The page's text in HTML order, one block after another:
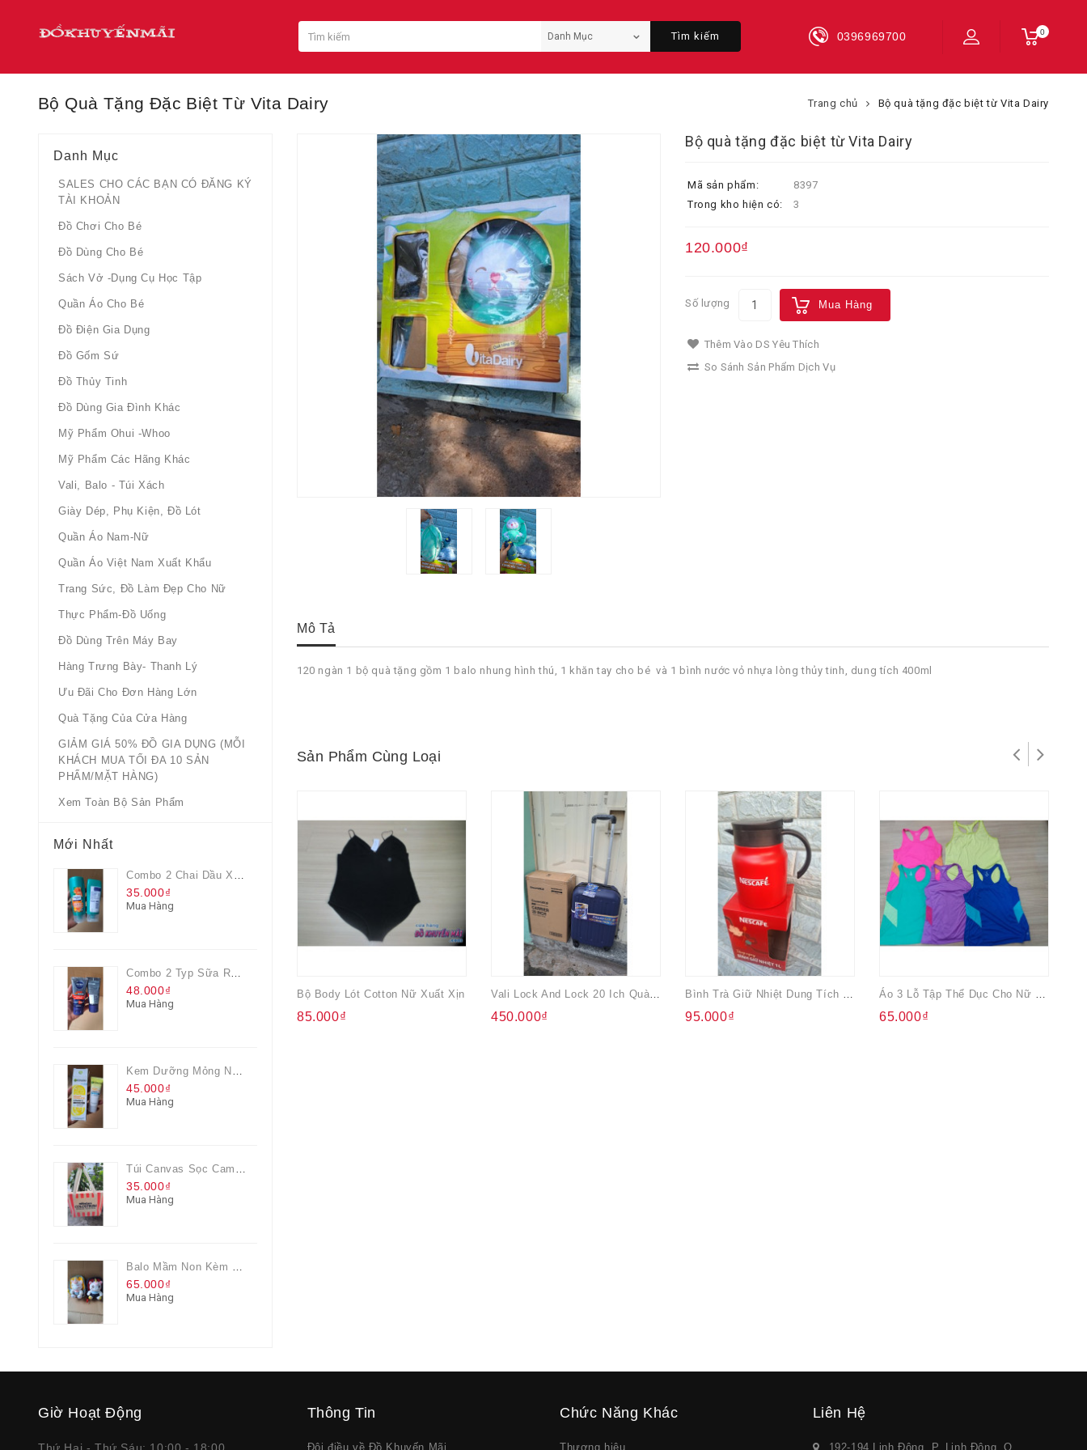
0
0396969700
Tìm kiếm
Bộ Quà Tặng Đặc Biệt Từ Vita Dairy Trang chủ Bộ quà tặng đặc biệt từ Vita Dairy
Danh Mục
SALES CHO CÁC BẠN CÓ ĐĂNG KÝ
TÀI KHOẢN
Đồ Chơi Cho Bé
Đồ Dùng Cho Bé
Sách Vở -dụng Cụ Học Tập
Quần Áo Cho Bé
Đồ Điện Gia Dụng
Đồ Gốm Sứ
Đồ Thủy Tinh
Đồ Dùng Gia Đình Khác
Mỹ Phẩm Ohui -whoo
Mỹ Phẩm Các Hãng Khác
Vali, Balo - Túi Xách
Giày Dép, Phụ Kiện, Đồ Lót
Quần Áo Nam-Nữ
Quần Áo Việt Nam Xuất Khẩu
Trang Sức, Đồ Làm Đẹp Cho Nữ
Thực Phẩm-Đồ Uống
Đồ Dùng Trên Máy Bay
Hàng Trưng Bày- Thanh Lý
Ưu Đãi Cho Đơn Hàng Lớn
Quà Tặng Của Cửa Hàng
GIẢM GIÁ 50% ĐỒ GIA DỤNG (MỖI
KHÁCH MUA TỐI ĐA 10 SẢN
PHẨM/MẶT HÀNG)
Xem Toàn Bộ Sản Phẩm
Mới Nhất
Combo 2 Chai Dầu Xả Rejoice 3IN1 Siêu Mềm Mượt Chai 60ML
35.000₫
Mua Hàng
Combo 2 Typ Sữa Rửa Mặt Nivea Men Giúp Giảm Mụn, Giảm Hư Tổn Da
48.000₫
Mua Hàng
Kem Dưỡng Mỏng Nhẹ Cấp Ẩm & Sáng Da Vitamin C 20ml
45.000₫
Mua Hàng
Túi Canvas Sọc Cam Có Dây Kéo
35.000₫
Mua Hàng
Balo Mầm Non Kèm Thú Bông Cho Bé
65.000₫
Mua Hàng
Bộ quà tặng đặc biệt từ Vita Dairy
Mã sản phẩm:
8397
Trong kho hiện có:
3
120.000₫
Số lượng Mua Hàng
Thêm Vào DS Yêu Thích
So Sánh Sản Phẩm Dịch Vụ
Mô Tả
120 ngàn 1 bộ quà tặng gồm 1 balo nhung hình thú, 1 khăn tay cho bé và 1 bình nước vỏ nhựa lòng thủy tinh, dung tích 400ml
Sản Phẩm Cùng Loại
Bộ Body Lót Cotton Nữ Xuất Xịn
85.000₫ 450.000₫ 95.000₫ 65.000₫
Giờ Hoạt Động Thông Tin
Đôi điều về Đồ Khuyến Mãi
Chức Năng Khác
Thương hiệu
Liên Hệ
192-194 Linh Đông, P. Linh Đông, Q.